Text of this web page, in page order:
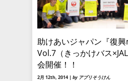
助けあいジャパン『復
Vol.7（きっかけバス
会開催！！
2月 12th, 2014 | by アプリそうけん